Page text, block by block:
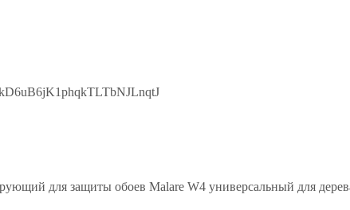
для защиты обоев Malare W4 универсальный для